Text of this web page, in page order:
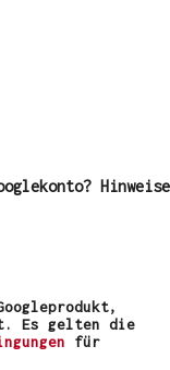
Hinweise
Es gelten die
für